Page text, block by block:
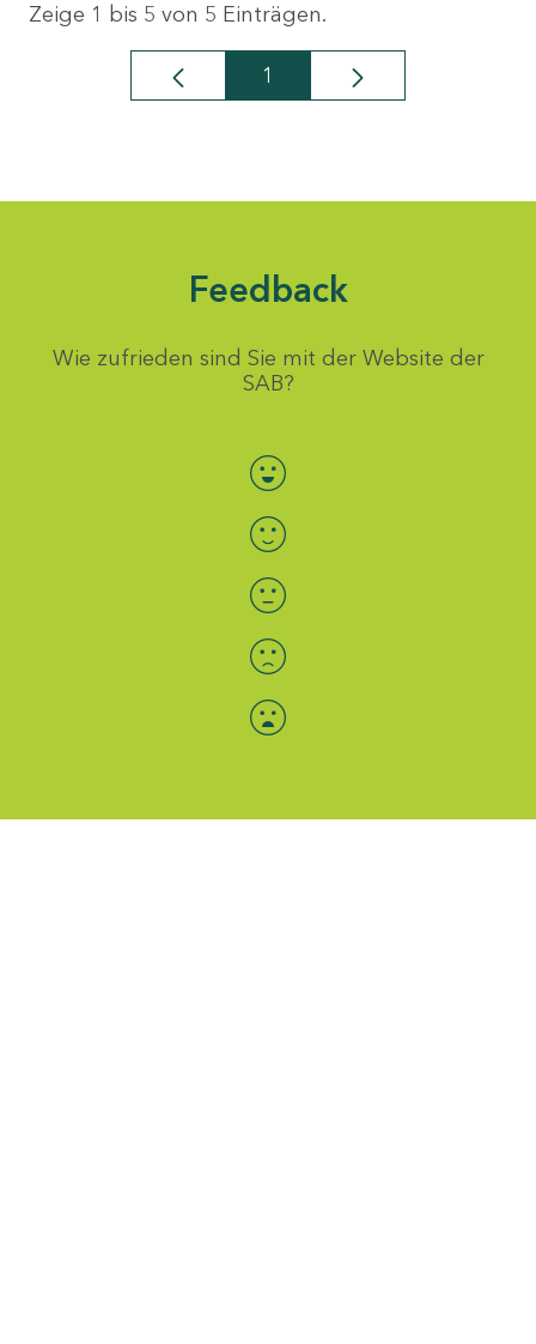
Zeige 1 bis 5 von 5 Einträgen.
Seite
1
Feedback
Wie zufrieden sind Sie mit der Website der
SAB?
Bewertung auswählen